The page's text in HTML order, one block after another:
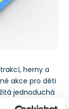
herny a
akce pro děti
jednoduchá
zábavy bez